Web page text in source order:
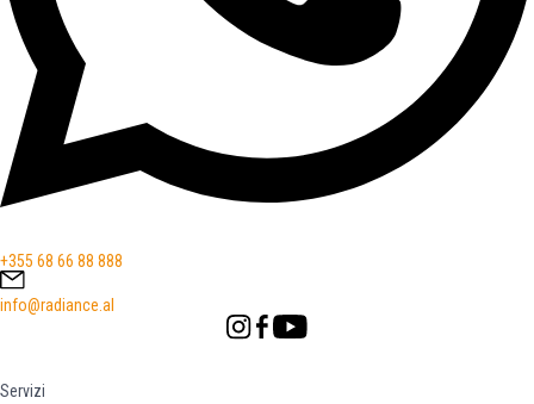
+355 68 66 88 888
info@radiance.al
Servizi